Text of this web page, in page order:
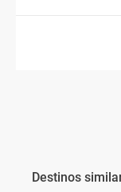
Destinos